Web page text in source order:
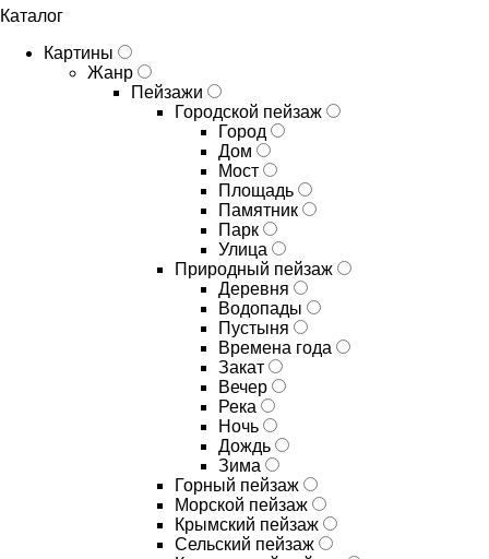
Каталог
Картины
Жанр
Пейзажи
Городской пейзаж
Город
Дом
Мост
Площадь
Памятник
Парк
Улица
Природный пейзаж
Деревня
Водопады
Пустыня
Времена года
Закат
Вечер
Река
Ночь
Дождь
Зима
Горный пейзаж
Морской пейзаж
Крымский пейзаж
Сельский пейзаж